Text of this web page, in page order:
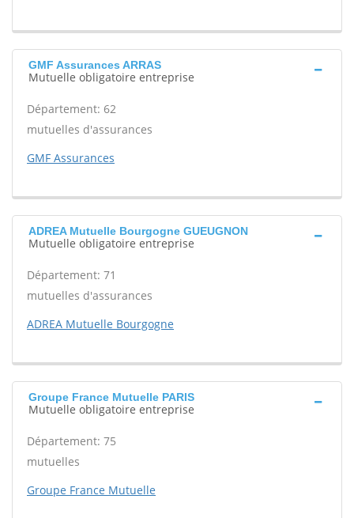
GMF Assurances ARRAS
Mutuelle obligatoire entreprise
Département: 62
mutuelles d'assurances
GMF Assurances
ADREA Mutuelle Bourgogne GUEUGNON
Mutuelle obligatoire entreprise
Département: 71
mutuelles d'assurances
ADREA Mutuelle Bourgogne
Groupe France Mutuelle PARIS
Mutuelle obligatoire entreprise
Département: 75
mutuelles
Groupe France Mutuelle